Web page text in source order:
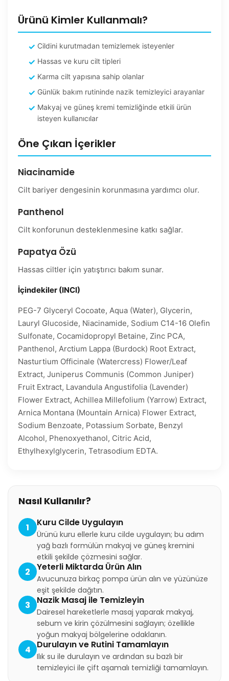
Ürünü Kimler Kullanmalı?
Cildini kurutmadan temizlemek isteyenler
Hassas ve kuru cilt tipleri
Karma cilt yapısına sahip olanlar
Günlük bakım rutininde nazik temizleyici arayanlar
Makyaj ve güneş kremi temizliğinde etkili ürün
isteyen kullanıcılar
Öne Çıkan İçerikler
Niacinamide
Cilt bariyer dengesinin korunmasına yardımcı olur.
Panthenol
Cilt konforunun desteklenmesine katkı sağlar.
Papatya Özü
Hassas ciltler için yatıştırıcı bakım sunar.
İçindekiler (INCI)
PEG-7 Glyceryl Cocoate, Aqua (Water), Glycerin,
Lauryl Glucoside, Niacinamide, Sodium C14-16 Olefin
Sulfonate, Cocamidopropyl Betaine, Zinc PCA,
Panthenol, Arctium Lappa (Burdock) Root Extract,
Nasturtium Officinale (Watercress) Flower/Leaf
Extract, Juniperus Communis (Common Juniper)
Fruit Extract, Lavandula Angustifolia (Lavender)
Flower Extract, Achillea Millefolium (Yarrow) Extract,
Arnica Montana (Mountain Arnica) Flower Extract,
Sodium Benzoate, Potassium Sorbate, Benzyl
Alcohol, Phenoxyethanol, Citric Acid,
Ethylhexylglycerin, Tetrasodium EDTA.
Nasıl Kullanılır?
1 Kuru Cilde Uygulayın
Ürünü kuru ellerle kuru cilde uygulayın; bu adım
yağ bazlı formülün makyaj ve güneş kremini
etkili şekilde çözmesini sağlar.
2 Yeterli Miktarda Ürün Alın
Avucunuza birkaç pompa ürün alın ve yüzünüze
eşit şekilde dağıtın.
3 Nazik Masaj ile Temizleyin
Dairesel hareketlerle masaj yaparak makyaj,
sebum ve kirin çözülmesini sağlayın; özellikle
yoğun makyaj bölgelerine odaklanın.
4 Durulayın ve Rutini Tamamlayın
Ilık su ile durulayın ve ardından su bazlı bir
temizleyici ile çift aşamalı temizliği tamamlayın.